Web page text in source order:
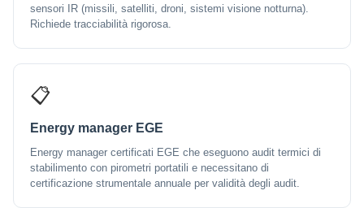
sensori IR (missili, satelliti, droni, sistemi visione notturna).
Richiede tracciabilità rigorosa.
📋
Energy manager EGE
Energy manager certificati EGE che eseguono audit termici di
stabilimento con pirometri portatili e necessitano di
certificazione strumentale annuale per validità degli audit.